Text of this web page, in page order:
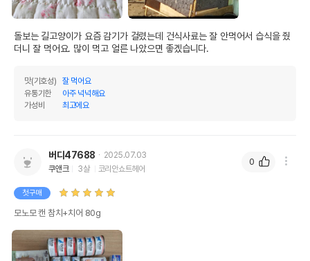
돌보는 길고양이가 요즘 감기가 걸렸는데 건식사료는 잘 안먹어서 습식을 줬
더니 잘 먹어요. 많이 먹고 얼른 나았으면 좋겠습니다.
맛(기호성)
잘 먹어요
유통기한
아주 넉넉해요
가성비
최고에요
버디47688
2025.07.03
쿠앤크
3살 코리안쇼트헤어
첫구매
모노모 캔 참치+치어 80g
0